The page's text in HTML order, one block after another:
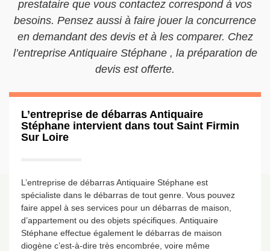
prestataire que vous contactez correspond à vos
besoins. Pensez aussi à faire jouer la concurrence
en demandant des devis et à les comparer. Chez
l’entreprise Antiquaire Stéphane , la préparation de
devis est offerte.
L’entreprise de débarras Antiquaire
Stéphane intervient dans tout Saint Firmin
Sur Loire
L’entreprise de débarras Antiquaire Stéphane est
spécialiste dans le débarras de tout genre. Vous pouvez
faire appel à ses services pour un débarras de maison,
d’appartement ou des objets spécifiques. Antiquaire
Stéphane effectue également le débarras de maison
diogène c’est-à-dire très encombrée, voire même